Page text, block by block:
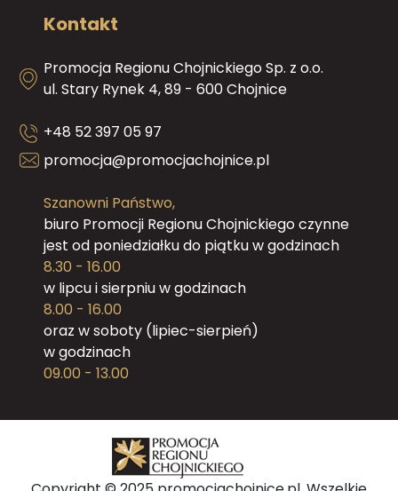
Kontakt
Promocja Regionu Chojnickiego Sp. z o.o.
ul. Stary Rynek 4, 89 - 600 Chojnice
+48 52 397 05 97
promocja@promocjachojnice.pl
Szanowni Państwo,
biuro Promocji Regionu Chojnickiego czynne
jest od poniedziałku do piątku w godzinach
8.30 - 16.00
w lipcu i sierpniu w godzinach
8.00 - 16.00
oraz w soboty (lipiec-sierpień)
w godzinach
09.00 - 13.00